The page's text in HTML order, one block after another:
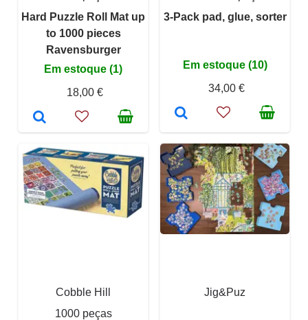
Hard Puzzle Roll Mat up
to 1000 pieces
Ravensburger
Em estoque (1)
18,00 €
3-Pack pad, glue, sorter
Em estoque (10)
34,00 €
Cobble Hill
1000 peças
Jig&Puz